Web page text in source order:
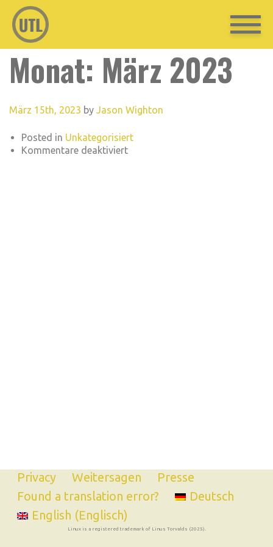
Monat: März 2023
März 15th, 2023 by Jason Wighton
Posted in Unkategorisiert
Kommentare deaktiviertfür
Privacy Weitersagen
Presse
Found a translation error?
Deutsch
English (Englisch)
Linux is a registered trademark of Linus Torvalds (2025).